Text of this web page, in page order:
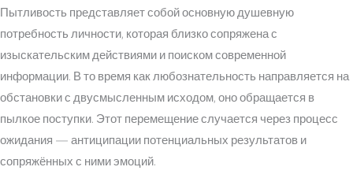
Пытливость представляет собой основную душевную
потребность личности, которая близко сопряжена с
изыскательским действиями и поиском современной
информации. В то время как любознательность направляется на
обстановки с двусмысленным исходом, оно обращается в
пылкое поступки. Этот перемещение случается через процесс
ожидания — антиципации потенциальных результатов и
сопряжённых с ними эмоций.